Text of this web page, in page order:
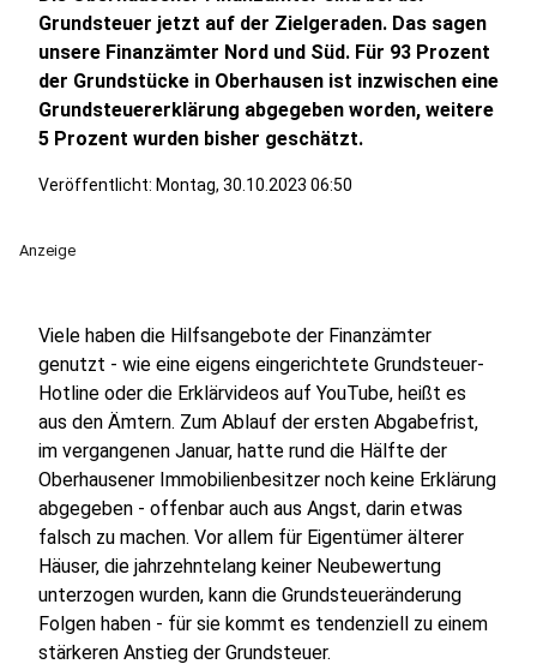
Grundsteuer jetzt auf der Zielgeraden. Das sagen
unsere Finanzämter Nord und Süd. Für 93 Prozent
der Grundstücke in Oberhausen ist inzwischen eine
Grundsteuererklärung abgegeben worden, weitere
5 Prozent wurden bisher geschätzt.
Veröffentlicht: Montag, 30.10.2023 06:50
Anzeige
Viele haben die Hilfsangebote der Finanzämter
genutzt - wie eine eigens eingerichtete Grundsteuer-
Hotline oder die Erklärvideos auf YouTube, heißt es
aus den Ämtern. Zum Ablauf der ersten Abgabefrist,
im vergangenen Januar, hatte rund die Hälfte der
Oberhausener Immobilienbesitzer noch keine Erklärung
abgegeben - offenbar auch aus Angst, darin etwas
falsch zu machen. Vor allem für Eigentümer älterer
Häuser, die jahrzehntelang keiner Neubewertung
unterzogen wurden, kann die Grundsteueränderung
Folgen haben - für sie kommt es tendenziell zu einem
stärkeren Anstieg der Grundsteuer.